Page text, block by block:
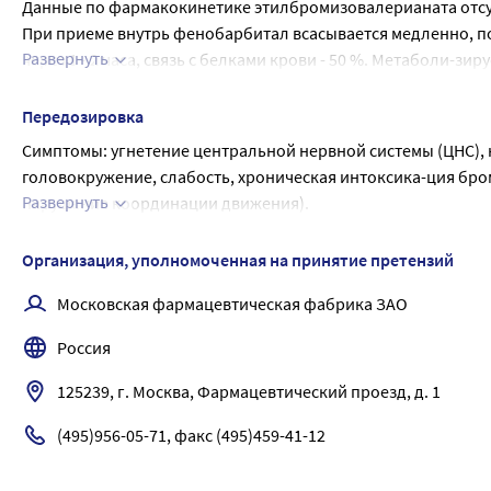
Данные по фармакокинетике этилбромизовалерианата
При приеме внутрь фенобарбитал всасывается медленно,
через 1 - 2 часа, связь с белками крови - 50 %. Метаболи-
Период полувыведения составляет 2 - 4 дня. Выводится
грудное молоко и через плацентар-ный барьер.
Развернуть
Передозировка
Симптомы: угнетение центральной нервной системы
головокружение, слабость, хроническая интоксика-ция
нарушение координации движения).
кофеин, никетамид.
Развернуть
Организация, уполномоченная на принятие претензий
Московская фармацевтическая фабрика ЗАО
Россия
125239, г. Москва, Фармацевтический проезд, д. 1
(495)956-05-71, факс (495)459-41-12